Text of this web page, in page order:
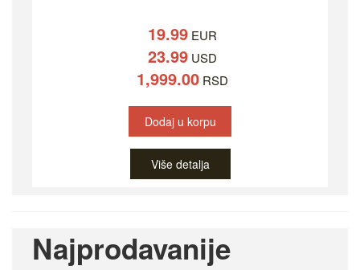
19.99EUR
23.99USD
1,999.00RSD
Dodaj u korpu
Više detalja
Najprodavanije